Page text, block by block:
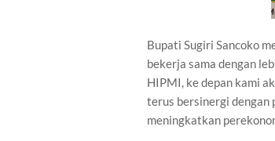
Bupati Sugiri Sancoko
bekerja sama dengan
HIPMI, ke depan kami
terus bersinergi dengan
meningkatkan